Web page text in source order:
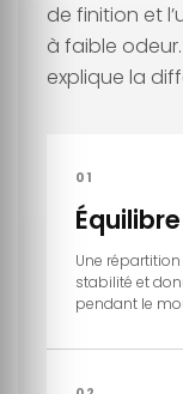
de finition et
à faible
explique la
01
Une
stabilité et
pendant le